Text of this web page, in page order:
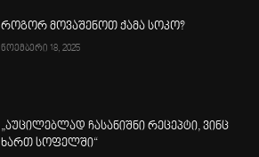
როგორ მოვაშენოთ ქამა სოკო?
ნოემბერი 18, 2025
„აუცილებლად ჩასანიშნი რეცეპტი, ვინც
ხართ სოფელში“